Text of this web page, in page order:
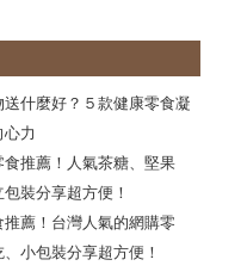
送什麼好？５款健康零食凝
心力
食推薦！人氣茶糖、堅果
裝分享超方便！
推薦！台灣人氣的網購零
小包裝分享超方便！